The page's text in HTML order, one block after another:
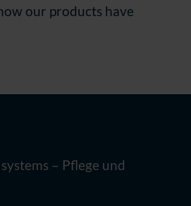
our products have
– Pflege und